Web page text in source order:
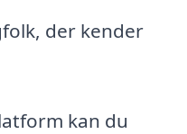
der kender
kan du